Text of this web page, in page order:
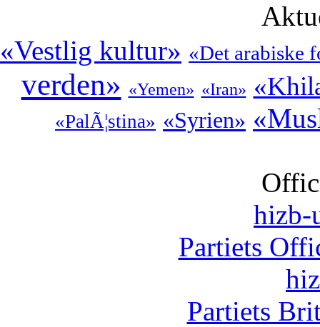
«Vestlig kultur» «Det arabiske
verden» «Yemen» «Iran»
«PalÃ¦stina» «Syrien»
hizb-
Partiets
Partiets